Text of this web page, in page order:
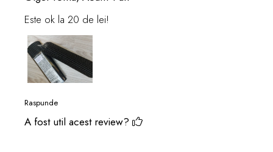
Este ok la 20 de lei!
Raspunde
A fost util acest review?